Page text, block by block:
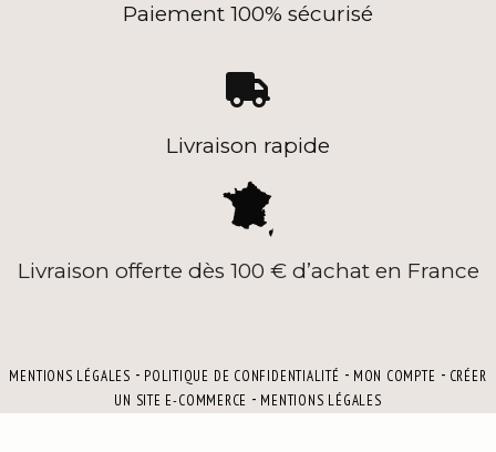
Paiement 100% sécurisé

Livraison rapide
Livraison offerte dès 100 € d’achat en France
MENTIONS LÉGALES POLITIQUE DE CONFIDENTIALITÉ MON COMPTE
CRÉER
UN SITE E-COMMERCE
MENTIONS LÉGALES